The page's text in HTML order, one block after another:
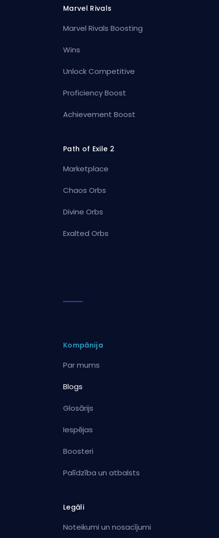
Marvel Rivals
Marvel Rivals Boosting
Wins
Unlock Competitive
Proficiency Boost
Achievement Boost
Path of Exile 2
Marketplace
Chaos Orbs
Divine Orbs
Exalted Orbs
Kompānija
Par mums
Blogs
Glosārijs
Iespējas
Boosteri
Palīdzība un atbalsts
Legāli
Noteikumi un nosacījumi